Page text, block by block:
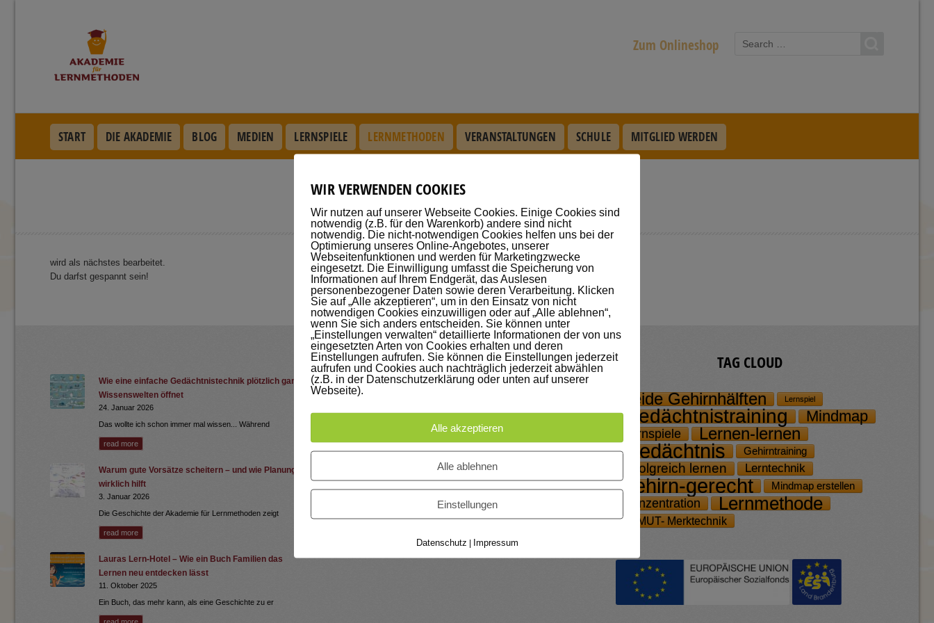
Zum Onlineshop
START DIE AKADEMIE BLOG MEDIEN LERNSPIELE LERNMETHODEN VERANSTALTUNGEN SCHULE MITGLIED WERDEN
EXPERTENTIPPS
wird als nächstes bearbeitet.
Du darfst gespannt sein!
Wie eine einfache Gedächtnistechnik plötzlich ganze
Wissenswelten öffnet
24. Januar 2026
Das wollte ich schon immer mal wissen... Während
read more
Warum gute Vorsätze scheitern – und wie Planung
wirklich hilft
3. Januar 2026
Die Geschichte der Akademie für Lernmethoden zeigt
read more
Lauras Lern-Hotel – Wie ein Buch Familien das
Lernen neu entdecken lässt
11. Oktober 2025
Ein Buch, das mehr kann, als eine Geschichte zu er
!!! NICHTS VERPASSEN !!!!
Melden Sie sich für unseren Newsletter an und erhalten Sie
exklusive Inhalte aus unserem Blog!
TAG CLOUD
beide Gehirnhälften Lernspiel
Gedächtnis­training Mindmap
Lernspiele Lernen-lernen
Gedächtnis Gehirntraining
erfolgreich lernen Lerntechnik
gehirn-gerecht Mindmap erstellen
Konzentration Lernmethode
ALMUT- Merktechnik
WIR VERWENDEN COOKIES
Wir nutzen auf unserer Webseite Cookies. Einige Cookies sind
notwendig (z.B. für den Warenkorb) andere sind nicht
notwendig. Die nicht-notwendigen Cookies helfen uns bei der
Optimierung unseres Online-Angebotes, unserer
Webseitenfunktionen und werden für Marketingzwecke
eingesetzt. Die Einwilligung umfasst die Speicherung von
Informationen auf Ihrem Endgerät, das Auslesen
personenbezogener Daten sowie deren Verarbeitung. Klicken
Sie auf „Alle akzeptieren“, um in den Einsatz von nicht
notwendigen Cookies einzuwilligen oder auf „Alle ablehnen“,
wenn Sie sich anders entscheiden. Sie können unter
„Einstellungen verwalten“ detaillierte Informationen der von uns
eingesetzten Arten von Cookies erhalten und deren
Einstellungen aufrufen. Sie können die Einstellungen jederzeit
aufrufen und Cookies auch nachträglich jederzeit abwählen
(z.B. in der Datenschutzerklärung oder unten auf unserer
Webseite).
Alle akzeptieren
Alle ablehnen
Einstellungen
Datenschutz | Impressum